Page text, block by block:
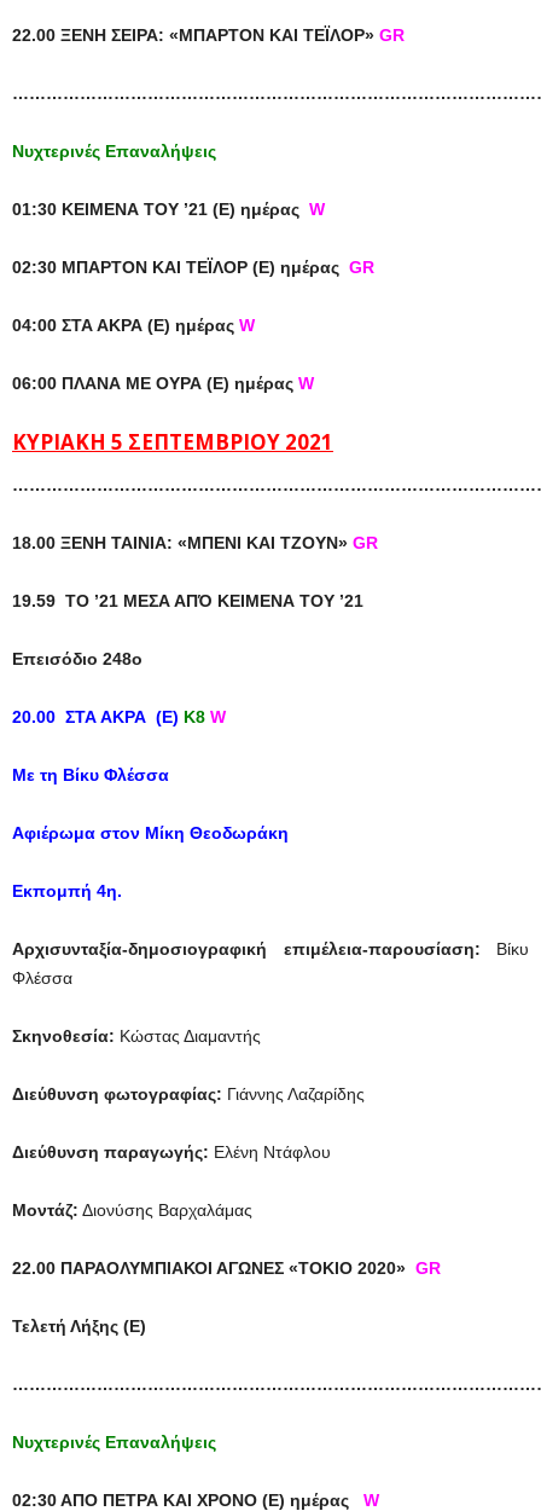
22.00 ΞΕΝΗ ΣΕΙΡΑ: «ΜΠΑΡΤΟΝ ΚΑΙ ΤΕΪΛΟΡ» GR
Νυχτερινές Επαναλήψεις
01:30 ΚΕΙΜΕΝΑ ΤΟΥ ’21 (Ε) ημέρας W
02:30 ΜΠΑΡΤΟΝ ΚΑΙ ΤΕΪΛΟΡ (Ε) ημέρας GR
04:00 ΣΤΑ ΑΚΡΑ (Ε) ημέρας W
06:00 ΠΛΑΝΑ ΜΕ ΟΥΡΑ (Ε) ημέρας W
ΚΥΡΙΑΚΗ 5 ΣΕΠΤΕΜΒΡΙΟΥ 2021
18.00 ΞΕΝΗ ΤΑΙΝΙΑ: «ΜΠΕΝΙ ΚΑΙ ΤΖΟΥΝ» GR
19.59 TO ’21 MEΣΑ ΑΠΌ ΚΕΙΜΕΝΑ ΤΟΥ ’21
Επεισόδιο 248ο
20.00 ΣΤΑ ΑΚΡΑ (E) Κ8 W
Με τη Βίκυ Φλέσσα
Αφιέρωμα στον Μίκη Θεοδωράκη
Εκπομπή 4η.
Αρχισυνταξία-δημοσιογραφική επιμέλεια-παρουσίαση: Βίκυ
Φλέσσα
Σκηνοθεσία: Κώστας Διαμαντής
Διεύθυνση φωτογραφίας: Γιάννης Λαζαρίδης
Διεύθυνση παραγωγής: Ελένη Ντάφλου
Μοντάζ: Διονύσης Βαρχαλάμας
22.00 ΠΑΡΑΟΛΥΜΠΙΑΚΟΙ ΑΓΩΝΕΣ «ΤΟΚΙΟ 2020» GR
Τελετή Λήξης (Ε)
Νυχτερινές Επαναλήψεις
02:30 ΑΠΟ ΠΕΤΡΑ ΚΑΙ ΧΡΟΝΟ (Ε) ημέρας W